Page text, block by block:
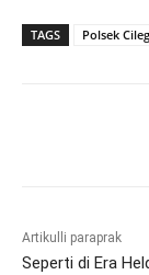
TAGS Polsek
Artikulli paraprak
Seperti di Era